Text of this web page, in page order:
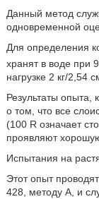
Данный метод
одновременной
Для определения
хранят в воде при
нагрузке 2 кг/2,54
Результаты опыта,
о том, что все
(100 R означает
проявляют
Испытания на
Этот опыт
428, методу А, и